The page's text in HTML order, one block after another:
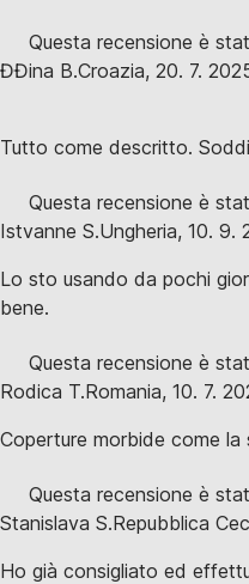
Questa recensione è
ĐĐina B.Croazia, 20. 7.
Tutto come descritto.
Questa recensione è
Istvanne S.Ungheria, 10. 9.
Lo sto usando da pochi
bene.
Questa recensione è
Rodica T.Romania, 10. 7.
Coperture morbide come la
Questa recensione è
Stanislava S.Repubblica
Ho già consigliato ed